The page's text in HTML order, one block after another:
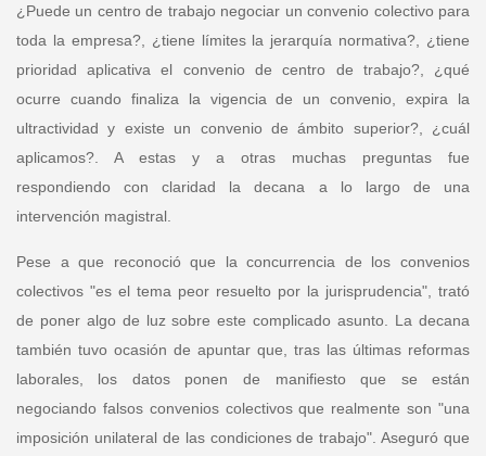
¿Puede un centro de trabajo negociar un convenio colectivo para
toda la empresa?, ¿tiene límites la jerarquía normativa?, ¿tiene
prioridad aplicativa el convenio de centro de trabajo?, ¿qué
ocurre cuando finaliza la vigencia de un convenio, expira la
ultractividad y existe un convenio de ámbito superior?, ¿cuál
aplicamos?. A estas y a otras muchas preguntas fue
respondiendo con claridad la decana a lo largo de una
intervención magistral.
Pese a que reconoció que la concurrencia de los convenios
colectivos "es el tema peor resuelto por la jurisprudencia", trató
de poner algo de luz sobre este complicado asunto. La decana
también tuvo ocasión de apuntar que, tras las últimas reformas
laborales, los datos ponen de manifiesto que se están
negociando falsos convenios colectivos que realmente son "una
imposición unilateral de las condiciones de trabajo". Aseguró que